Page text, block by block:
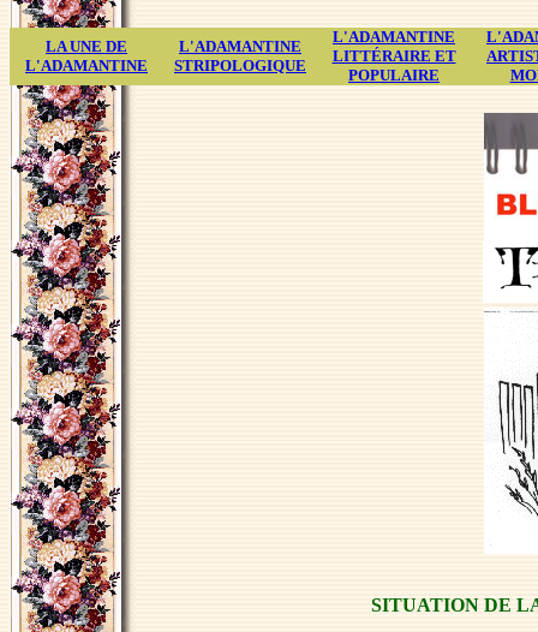
LA UNE DE
L'ADAMANTINE
L'ADAMANTINE
STRIPOLOGIQUE
L'ADAMANTINE
LITTÉRAIRE ET
POPULAIRE
SITUATION DE